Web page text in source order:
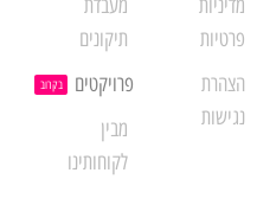
מדיניות
פרטיות
הצהרת
נגישות
מעבדת
תיקונים
פרויקטים
בקרוב
מבין
לקוחותינו